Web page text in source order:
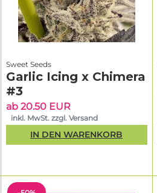
Sweet Seeds
Garlic Icing x Chimera
#3
ab 20.50 EUR
inkl. MwSt. zzgl. Versand
IN DEN WARENKORB